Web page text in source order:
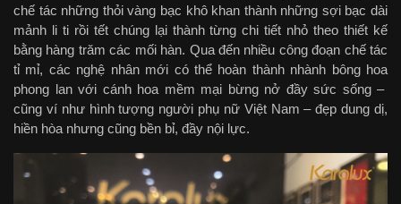
chế tác những thỏi vàng bạc khô khan thành những sợi bạc dài
mảnh li ti rồi tết chúng lại thành từng chi tiết nhỏ theo thiết kế
bằng hàng trăm các mối hàn. Qua đến nhiều công đoạn chế tác
tỉ mỉ, các nghệ nhân mới có thể hoàn thành nhành bông hoa
phong lan với cánh hoa mềm mại bừng nở đầy sức sống –
cũng ví như hình tượng người phụ nữ Việt Nam – đẹp dung dị,
hiền hòa nhưng cũng bền bỉ, đầy nội lực.